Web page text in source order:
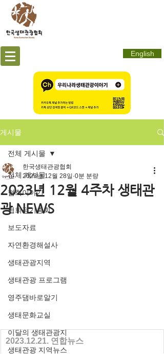
English
게시물
전체 게시물
협회이야기
협회정기총회
보도자료
자연환경해설사
생태관광지역
생태관광 프로그램
영주댐바로알기
생태문화교실
이달의 생태관광지
생태관광 지역뉴스
전체 게시물
2023년 12월 4주차 생태관
광 NEWS
한국생태관광협회
2023년 12월 28일 0분 분량
2023.12.21. 연합뉴스